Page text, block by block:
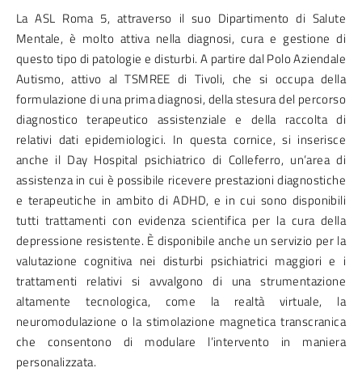
La ASL Roma 5, attraverso il suo Dipartimento di Salute
Mentale, è molto attiva nella diagnosi, cura e gestione di
questo tipo di patologie e disturbi. A partire dal Polo Aziendale
Autismo, attivo al TSMREE di Tivoli, che si occupa della
formulazione di una prima diagnosi, della stesura del percorso
diagnostico terapeutico assistenziale e della raccolta di
relativi dati epidemiologici. In questa cornice, si inserisce
anche il Day Hospital psichiatrico di Colleferro, un’area di
assistenza in cui è possibile ricevere prestazioni diagnostiche
e terapeutiche in ambito di ADHD, e in cui sono disponibili
tutti trattamenti con evidenza scientifica per la cura della
depressione resistente. È disponibile anche un servizio per la
valutazione cognitiva nei disturbi psichiatrici maggiori e i
trattamenti relativi si avvalgono di una strumentazione
altamente tecnologica, come la realtà virtuale, la
neuromodulazione o la stimolazione magnetica transcranica
che consentono di modulare l’intervento in maniera
personalizzata.